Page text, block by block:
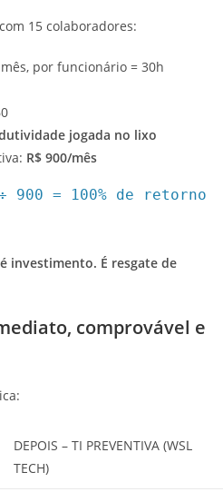
15 colaboradores:
por funcionário = 30h
jogada no lixo
R$ 900/mês
900 = 100% de retorno
investimento. É resgate de
comprovável e
DEPOIS – TI PREVENTIVA (WSL
TECH)